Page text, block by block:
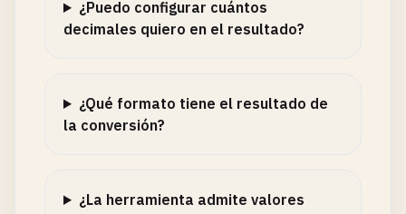
¿Puedo configurar cuántos
decimales quiero en el resultado?
¿Qué formato tiene el resultado de
la conversión?
¿La herramienta admite valores